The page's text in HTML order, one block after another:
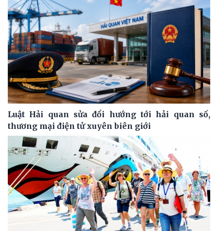
Luật Hải quan sửa đổi hướng tới hải quan số,
thương mại điện tử xuyên biên giới